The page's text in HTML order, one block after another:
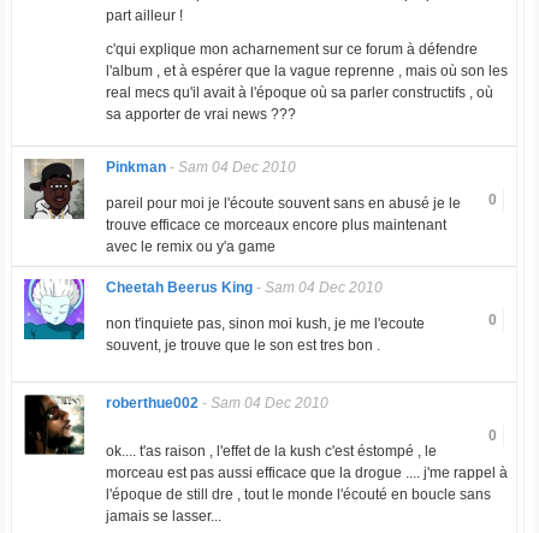
part ailleur !
c'qui explique mon acharnement sur ce forum à défendre
l'album , et à espérer que la vague reprenne , mais où son les
real mecs qu'il avait à l'époque où sa parler constructifs , où
sa apporter de vrai news ???
Pinkman- Sam 04 Dec 2010
0
pareil pour moi je l'écoute souvent sans en abusé je le
trouve efficace ce morceaux encore plus maintenant
avec le remix ou y'a game
Cheetah Beerus King- Sam 04 Dec 2010
0
non t'inquiete pas, sinon moi kush, je me l'ecoute
souvent, je trouve que le son est tres bon .
roberthue002- Sam 04 Dec 2010
0
ok.... t'as raison , l'effet de la kush c'est éstompé , le
morceau est pas aussi efficace que la drogue .... j'me rappel à
l'époque de still dre , tout le monde l'écouté en boucle sans
jamais se lasser...